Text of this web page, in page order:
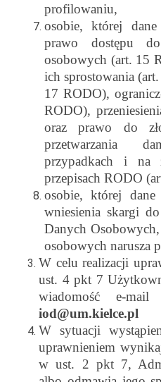
profilowaniu,
osobie, której
prawo dostępu
osobowych (art. 15
ich sprostowania
17 RODO),
RODO),
oraz prawo do
przetwarzania
przypadkach i na
przepisach RODO
osobie, której
wniesienia skargi
Danych
osobowych narusza
W celu realizacji
ust. 4 pkt 7
wiadomość e-
iod@um.kielce.pl
W sytuacji
uprawnieniem
w ust. 2 pkt 7,